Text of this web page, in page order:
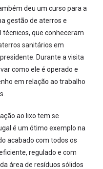
deu um curso para a
gestão de aterros e
técnicos, que conheceram
sanitários em
Durante a visita
como ele é operado e
em relação ao trabalho
ao lixo tem se
é um ótimo exemplo na
acabado com todos os
regulado e com
área de resíduos sólidos